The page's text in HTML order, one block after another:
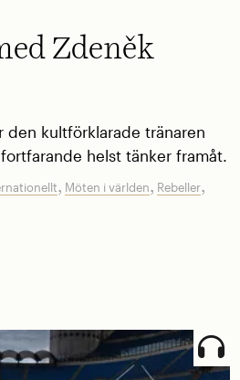
Zdeněk
den kultförklarade tränaren
helst tänker framåt.
, Möten i världen, Rebeller,